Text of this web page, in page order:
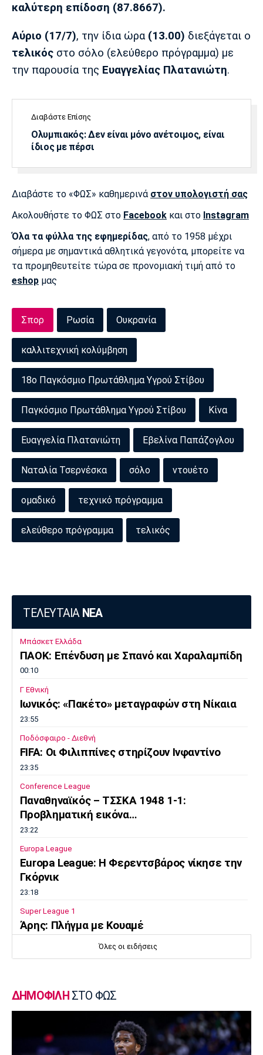
καλύτερη επίδοση (87.8667).
Αύριο (17/7), την ίδια ώρα (13.00) διεξάγεται ο
τελικός στο σόλο (ελεύθερο πρόγραμμα) με
την παρουσία της Ευαγγελίας Πλατανιώτη.
Διαβάστε Επίσης
Ολυμπιακός: Δεν είναι μόνο ανέτοιμος, είναι
ίδιος με πέρσι
Διαβάστε το «ΦΩΣ» καθημερινά στον υπολογιστή σας
Ακολουθήστε το ΦΩΣ στο Facebook και στο Instagram
Όλα τα φύλλα της εφημερίδας, από το 1958 μέχρι
σήμερα με σημαντικά αθλητικά γεγονότα, μπορείτε να
τα προμηθευτείτε τώρα σε προνομιακή τιμή από το
eshop μας
Σπορ Ρωσία Ουκρανία
καλλιτεχνική κολύμβηση
18ο Παγκόσμιο Πρωτάθλημα Υγρού Στίβου
Παγκόσμιο Πρωτάθλημα Υγρού Στίβου Κίνα
Ευαγγελία Πλατανιώτη Εβελίνα Παπάζογλου
Ναταλία Τσερνέσκα σόλο ντουέτο
ομαδικό τεχνικό πρόγραμμα
ελεύθερο πρόγραμμα τελικός
ΤΕΛΕΥΤΑΙΑ ΝΕΑ
Μπάσκετ Ελλάδα
ΠΑΟΚ: Επένδυση με Σπανό και Χαραλαμπίδη
00:10
Γ Εθνική
Ιωνικός: «Πακέτο» μεταγραφών στη Νίκαια
23:55
Ποδόσφαιρο - Διεθνή
FIFA: Οι Φιλιππίνες στηρίζουν Ινφαντίνο
23:35
Conference League
Παναθηναϊκός – ΤΣΣΚΑ 1948 1-1:
Προβληματική εικόνα…
23:22
Europa League
Europa League: Η Φερεντσβάρος νίκησε την
Γκόρνικ
23:18
Super League 1
Άρης: Πλήγμα με Κουαμέ
Champions League
Φενέρμπαχτσε
Πήρε Αλμπάνη η ΑΕΛ Novibet
Όλες οι ειδήσεις
ΔΗΜΟΦΙΛΗ ΣΤΟ ΦΩΣ